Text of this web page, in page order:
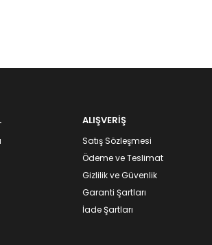
ALIŞVERİŞ
Satış Sözleşmesi
Ödeme ve Teslimat
Gizlilik ve Güvenlik
Garanti Şartları
İade Şartları